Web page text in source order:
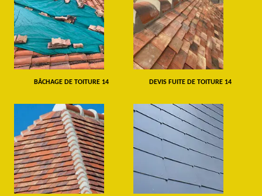
BÂCHAGE DE TOITURE 14 DEVIS FUITE DE TOITURE 14